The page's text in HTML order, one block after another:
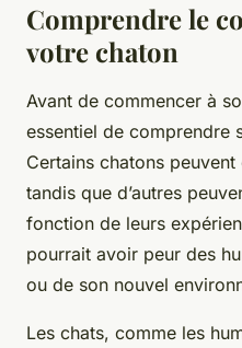
Comprendre le
votre chaton
Avant de commencer à
essentiel de comprendre
Certains chatons
tandis que d’autres
fonction de leurs
pourrait avoir peur des
ou de son nouvel
Les chats, comme les